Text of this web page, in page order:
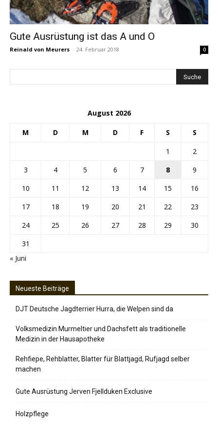
Gute Ausrüstung ist das A und O
Reinald von Meurers - 24. Februar 2018 0
August 2026
M D M D F S S
1
2
3
4 5 6 7 8
9
10
11 12 13 14 15
16
17
18 19 20 21 22
23
24
25 26 27 28 29
30
31
« Juni
Neueste Beiträge
DJT Deutsche Jagdterrier Hurra, die Welpen sind da
Volksmedizin Murmeltier und Dachsfett als traditionelle
Medizin in der Hausapotheke
Rehfiepe, Rehblatter, Blatter für Blattjagd, Rufjagd selber
machen
Gute Ausrüstung Jerven Fjellduken Exclusive
Holzpflege